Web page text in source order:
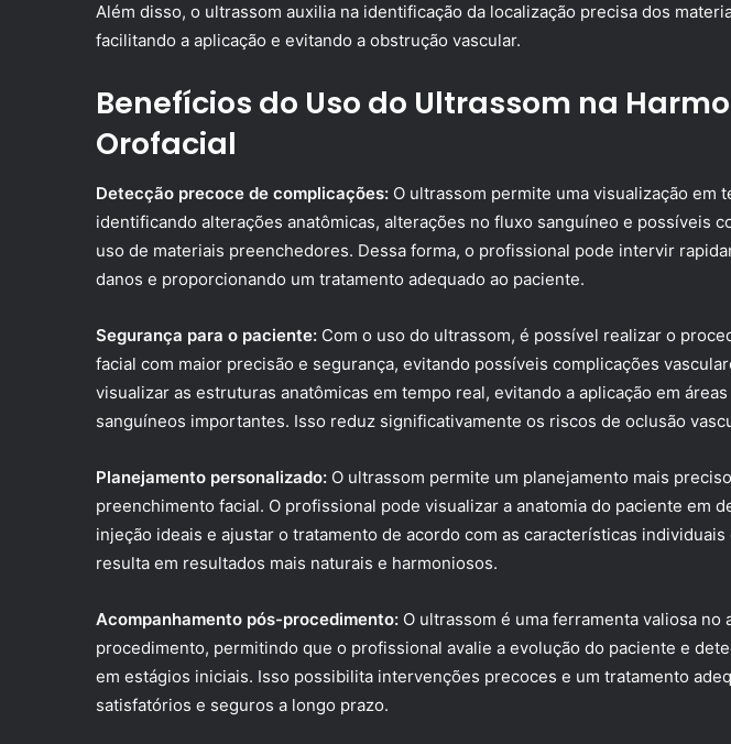
Além disso, o ultrassom auxilia na identificação da localização precisa dos
facilitando a aplicação e evitando a obstrução vascular.
Benefícios do Uso do Ultrassom na
Orofacial
Detecção precoce de complicações: O ultrassom permite uma visualização em
identificando alterações anatômicas, alterações no fluxo sanguíneo e possíveis
uso de materiais preenchedores. Dessa forma, o profissional pode intervir
danos e proporcionando um tratamento adequado ao paciente.
Segurança para o paciente: Com o uso do ultrassom, é possível realizar o
facial com maior precisão e segurança, evitando possíveis complicações
visualizar as estruturas anatômicas em tempo real, evitando a aplicação em
sanguíneos importantes. Isso reduz significativamente os riscos de oclusão
Planejamento personalizado: O ultrassom permite um planejamento mais
preenchimento facial. O profissional pode visualizar a anatomia do paciente em
injeção ideais e ajustar o tratamento de acordo com as características individuais
resulta em resultados mais naturais e harmoniosos.
Acompanhamento pós-procedimento: O ultrassom é uma ferramenta valiosa no
procedimento, permitindo que o profissional avalie a evolução do paciente e
em estágios iniciais. Isso possibilita intervenções precoces e um tratamento
satisfatórios e seguros a longo prazo.